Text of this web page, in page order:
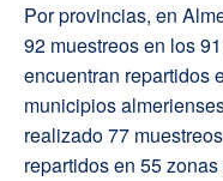
Por provincias, en
92 muestreos en los
encuentran repartidos
municipios
realizado 77
repartidos en 55